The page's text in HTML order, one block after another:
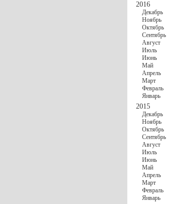
2016
Декабрь
Ноябрь
Октябрь
Сентябрь
Август
Июль
Июнь
Май
Апрель
Март
Февраль
Январь
2015
Декабрь
Ноябрь
Октябрь
Сентябрь
Август
Июль
Июнь
Май
Апрель
Март
Февраль
Январь